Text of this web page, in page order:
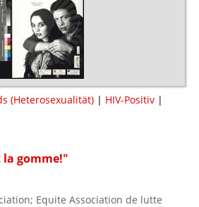
(Heterosexualität) | HIV-Positiv |
gomme!"
Equite Association de lutte